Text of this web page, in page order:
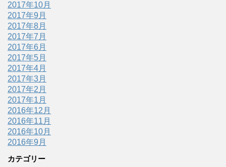
2017年10月
2017年9月
2017年8月
2017年7月
2017年6月
2017年5月
2017年4月
2017年3月
2017年2月
2017年1月
2016年12月
2016年11月
2016年10月
2016年9月
カテゴリー